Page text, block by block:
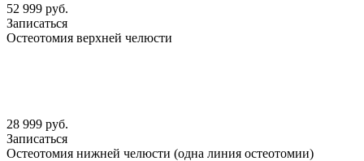
52 999 руб.
Записаться
Остеотомия верхней челюсти
28 999 руб.
Записаться
Остеотомия нижней челюсти (одна линия остеотомии)